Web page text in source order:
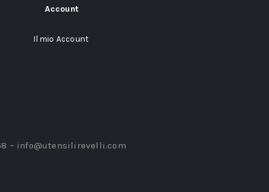
Account
Il mio Account
– info@utensilirevelli.com